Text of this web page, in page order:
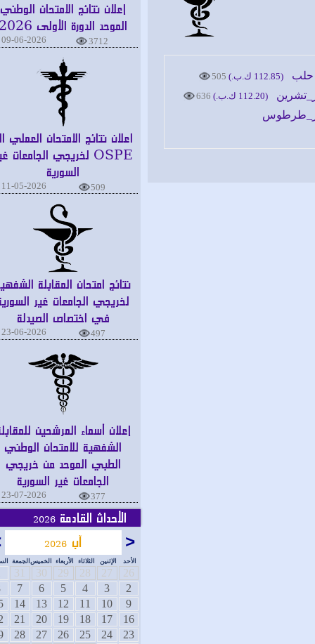
(112.85 ك.ب.)
505
(112.20 ك.ب.)
636
إعلان نتائج الامتحان الوطني
الموحد الدورة الأولى 2026
09-06-2026 3712
اعلان نتائج الامتحان العملي الـ
OSPE لخريجي الجامعات غير
السورية
11-05-2026
نتائج امتحان المقابلة الشفهية
لخريجي الجامعات غير السورية
في اختصاص الصيدلة
23-06-2026
إعلان أسماء المرشحين للمقابلة
الشفهية للامتحان الوطني
الطبي الموحد من خريجي
الجامعات غير السورية
23-07-2026
الأحداث القادمة2026
آب 2026
الإثنين الثلاثاء الأربعاء الخميسالجمعة السبت
27
28
29
30
31
10
11
12
13
14
15
17
18
19
20
21
22
24
25
26
27
28
29